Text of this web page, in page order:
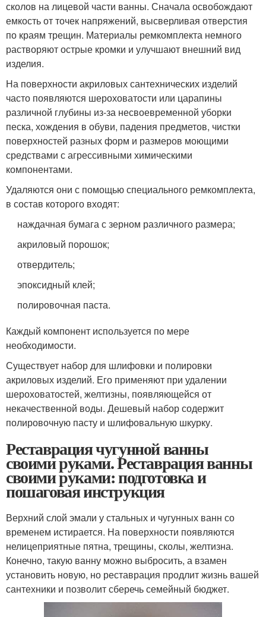
сколов на лицевой части ванны. Сначала освобождают
емкость от точек напряжений, высверливая отверстия
по краям трещин. Материалы ремкомплекта немного
растворяют острые кромки и улучшают внешний вид
изделия.
На поверхности акриловых сантехнических изделий
часто появляются шероховатости или царапины
различной глубины из-за несвоевременной уборки
песка, хождения в обуви, падения предметов, чистки
поверхностей разных форм и размеров моющими
средствами с агрессивными химическими
компонентами.
Удаляются они с помощью специального ремкомплекта,
в состав которого входят:
наждачная бумага с зерном различного размера;
акриловый порошок;
отвердитель;
эпоксидный клей;
полировочная паста.
Каждый компонент используется по мере
необходимости.
Существует набор для шлифовки и полировки
акриловых изделий. Его применяют при удалении
шероховатостей, желтизны, появляющейся от
некачественной воды. Дешевый набор содержит
полировочную пасту и шлифовальную шкурку.
Реставрация чугунной ванны
своими руками. Реставрация ванны
своими руками: подготовка и
пошаговая инструкция
Верхний слой эмали у стальных и чугунных ванн со
временем истирается. На поверхности появляются
нелицеприятные пятна, трещины, сколы, желтизна.
Конечно, такую ванну можно выбросить, а взамен
установить новую, но реставрация продлит жизнь вашей
сантехники и позволит сберечь семейный бюджет.